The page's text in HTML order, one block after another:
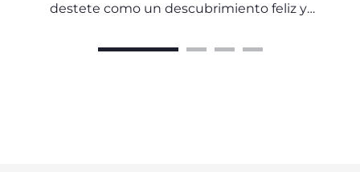
destete como un descubrimiento feliz y